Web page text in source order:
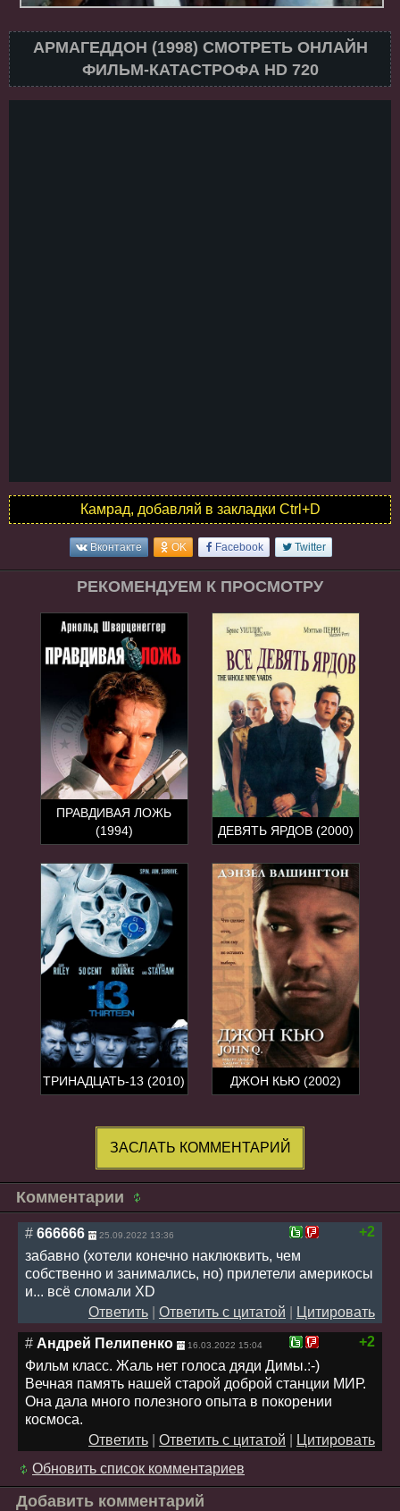
АРМАГЕДДОН (1998) СМОТРЕТЬ ОНЛАЙН
ФИЛЬМ-КАТАСТРОФА HD 720
Камрад, добавляй в закладки Ctrl+D
Вконтакте OK Facebook Twitter
РЕКОМЕНДУЕМ К ПРОСМОТРУ
ПРАВДИВАЯ ЛОЖЬ
(1994)
ДЕВЯТЬ ЯРДОВ (2000)
ТРИНАДЦАТЬ-13 (2010) ДЖОН КЬЮ (2002)
ЗАСЛАТЬ КОММЕНТАРИЙ
Комментарии
+2
# 666666 25.09.2022 13:36
забавно (хотели конечно наклюквить, чем
собственно и занимались, но) прилетели америкосы
и... всё сломали XD
Ответить
Ответить с цитатой
Цитировать
+2
# Андрей Пелипенко 16.03.2022 15:04
Фильм класс. Жаль нет голоса дяди Димы.:-)
Вечная память нашей старой доброй станции МИР.
Она дала много полезного опыта в покорении
космоса.
Ответить
Ответить с цитатой
Цитировать
Обновить список комментариев
Добавить комментарий